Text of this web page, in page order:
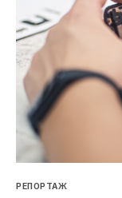
РЕПОРТАЖ